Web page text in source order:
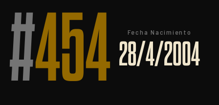
#454 Fecha Nacimiento
28/4/2004